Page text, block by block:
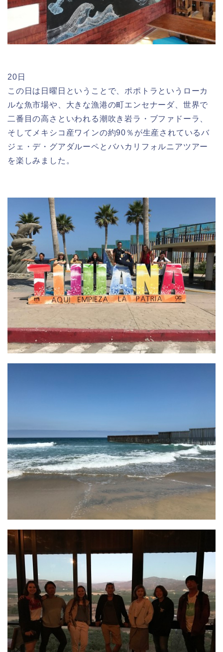
20日
この日は日曜日ということで、ポポトラというローカ
ルな魚市場や、大きな漁港の町エンセナーダ、世界で
二番目の高さといわれる潮吹き岩ラ・ブファドーラ、
そしてメキシコ産ワインの約90％が生産されているバ
ジェ・デ・グアダルーペとバハカリフォルニアツアー
を楽しみました。